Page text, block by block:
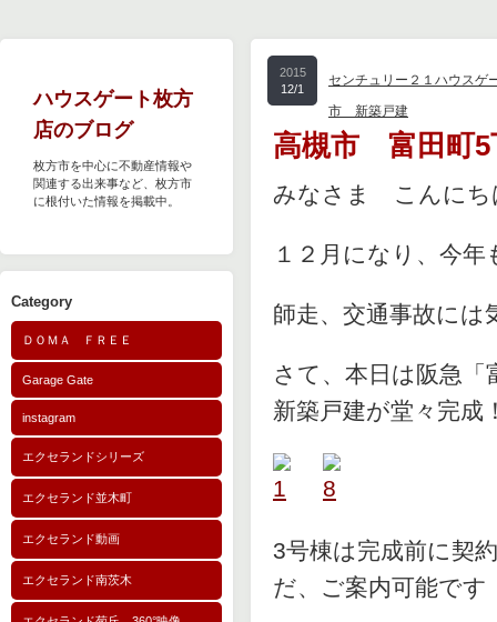
ハウスゲート枚方
店のブログ
枚方市を中心に不動産情報や
関連する出来事など、枚方市
に根付いた情報を掲載中。
Category
ＤＯＭＡ ＦＲＥＥ
Garage Gate
instagram
エクセランドシリーズ
エクセランド並木町
エクセランド動画
エクセランド南茨木
2015
12/1
センチュリー２１ハウスゲ
市 新築戸建
高槻市 富田町5
みなさま こんにち
１２月になり、今
師走、交通事故に
さて、本日は阪急「
新築戸建が堂々完成
3号棟は完成前に契
だ、ご案内可能です